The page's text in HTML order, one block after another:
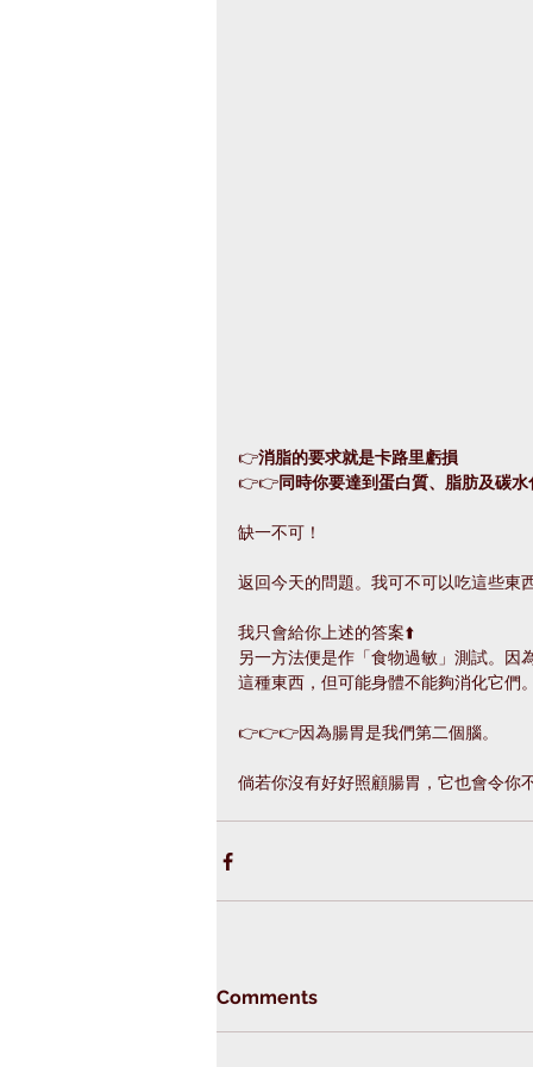
👉消脂的要求就是卡路里虧損
👉👉同時你要達到蛋白質、脂肪及碳
缺一不可！
返回今天的問題。我可不可以吃這些東
我只會給你上述的答案⬆️
另一方法便是作「食物過敏」測試。因
這種東西，但可能身體不能夠消化它們。
👉👉👉因為腸胃是我們第二個腦。
倘若你沒有好好照顧腸胃，它也會令你
Comments